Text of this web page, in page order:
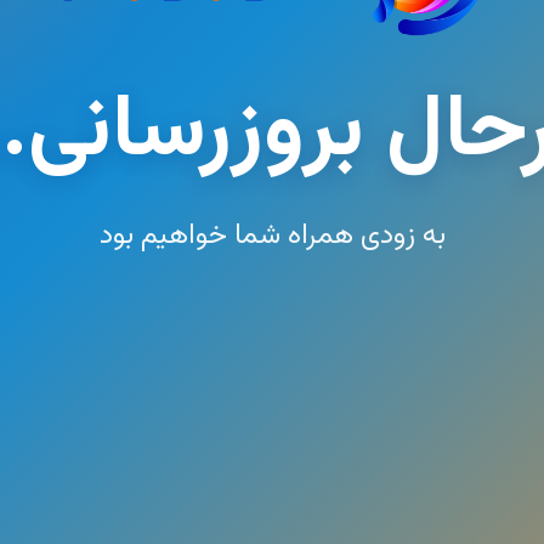
به زودی همراه شما خواهیم بود